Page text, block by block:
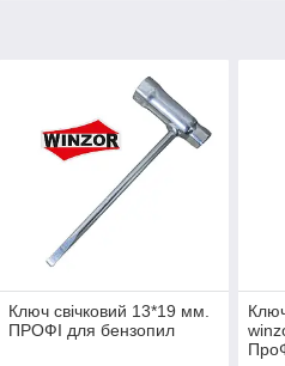
Ключ свічковий 13*19 мм.
ПРОФІ для бензопил